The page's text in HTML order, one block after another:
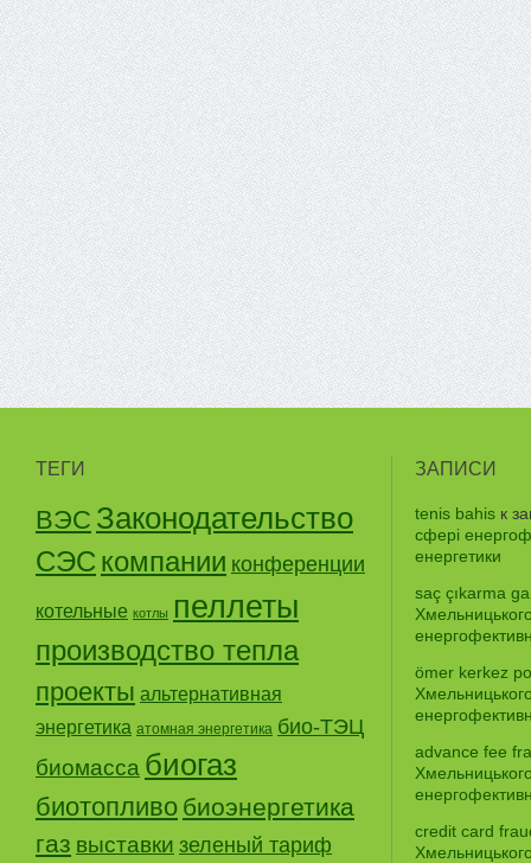
ТЕГИ
ВЭС Законодательство
СЭС компании конференции
котельные котлы пеллеты
производство тепла
проекты альтернативная
энергетика атомная энергетика био-ТЭЦ
биомасса биогаз
биотопливо биоэнергетика
газ выставки зеленый тариф
ЗАПИСИ
tenis bahis к
сфері
енергетики
saç çıkarma
ömer kerkez
advance fee
credit card